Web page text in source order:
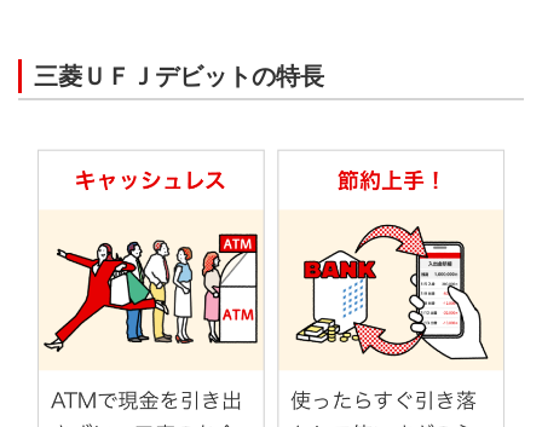
一回払い、分割払い、
おトクな特典は？
ご利用分の0.2％をキャッ
シュバック！交換手続き
不要！
ポイント還元など
※店舗・商品により、ご利用いただけない場合があります。
携帯電話料金や公共料金、ネットサービス
のお支払いもOK
携帯電話料金や公共料金、コンテンツ課金やネットサービ
三菱ＵＦＪデビットの特長